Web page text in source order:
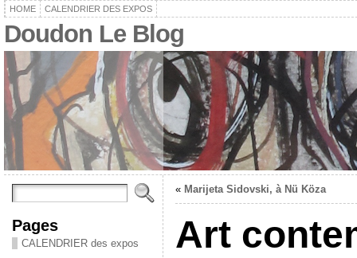
HOME CALENDRIER DES EXPOS
Doudon Le Blog
Pages
CALENDRIER des expos
« Marijeta Sidovski, à Nü Köza
Art